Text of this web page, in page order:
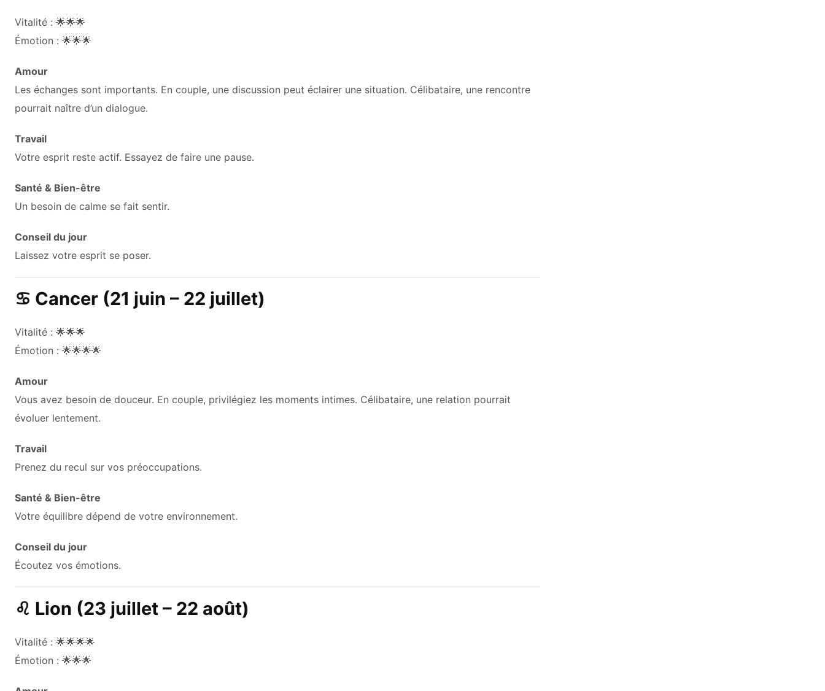
Vitalité : 🌟🌟🌟
Émotion : 🌟🌟🌟
Amour
Les échanges sont importants. En couple, une discussion peut éclairer une situation. Célibataire, une rencontre
pourrait naître d’un dialogue.
Travail
Votre esprit reste actif. Essayez de faire une pause.
Santé & Bien-être
Un besoin de calme se fait sentir.
Conseil du jour
Laissez votre esprit se poser.
♋ Cancer (21 juin – 22 juillet)
Vitalité : 🌟🌟🌟
Émotion : 🌟🌟🌟🌟
Amour
Vous avez besoin de douceur. En couple, privilégiez les moments intimes. Célibataire, une relation pourrait
évoluer lentement.
Travail
Prenez du recul sur vos préoccupations.
Santé & Bien-être
Votre équilibre dépend de votre environnement.
Conseil du jour
Écoutez vos émotions.
♌ Lion (23 juillet – 22 août)
Vitalité : 🌟🌟🌟🌟
Émotion : 🌟🌟🌟